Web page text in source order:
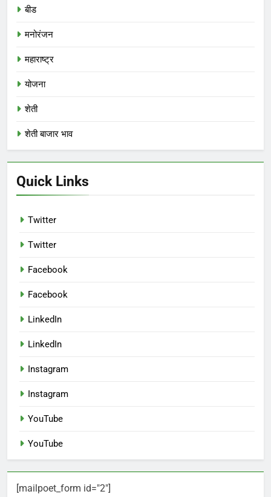
बीड
मनोरंजन
महाराष्ट्र
योजना
शेती
शेती बाजार भाव
Quick Links
Twitter
Twitter
Facebook
Facebook
LinkedIn
LinkedIn
Instagram
Instagram
YouTube
YouTube
[mailpoet_form id="2"]